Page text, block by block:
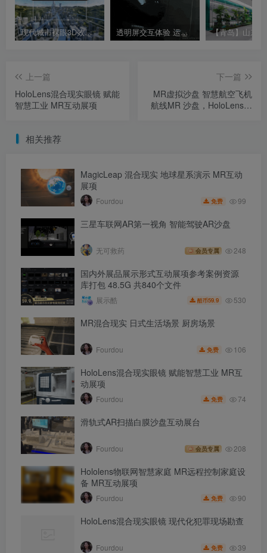
现代城市裸眼3D效果 沉浸式CAVE空间演示视频 沉浸空间参考视频 透明屏交互体验 运动鞋全息展示 全息互动展项
上一篇
HoloLens混合现实眼镜 赋能
智慧工业 MR互动展项
下一篇
MR虚拟沙盘 智慧航空飞机
航线MR 沙盘，HoloLens应
相关推荐
MagicLeap 混合现实 地球星系演示 MR互动
展项
Fourdou 免费 99
三星车联网AR第一视角 智能驾驶AR沙盘
无可救药 会员专属 248
国内外展品展示形式互动展项参考案例资源
库打包 48.5G 共840个文件
展示酷 酷币59.9 530
MR混合现实 日式生活场景 厨房场景
Fourdou 免费 106
HoloLens混合现实眼镜 赋能智慧工业 MR互
动展项
Fourdou 免费 74
滑轨式AR扫描白膜沙盘互动展台
Fourdou 会员专属 208
Hololens物联网智慧家庭 MR远程控制家庭设
备 MR互动展项
Fourdou 免费 90
HoloLens混合现实眼镜 现代化犯罪现场勘查
Fourdou 免费 39